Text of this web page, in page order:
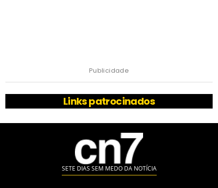
Publicidade
Links patrocinados
SETE DIAS SEM MEDO DA NOTÍCIA